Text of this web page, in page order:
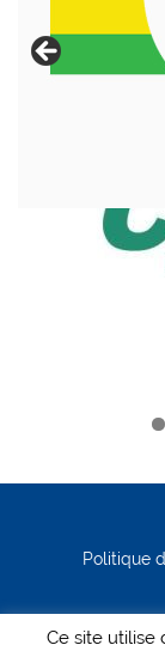
Politique
Ce site utilise